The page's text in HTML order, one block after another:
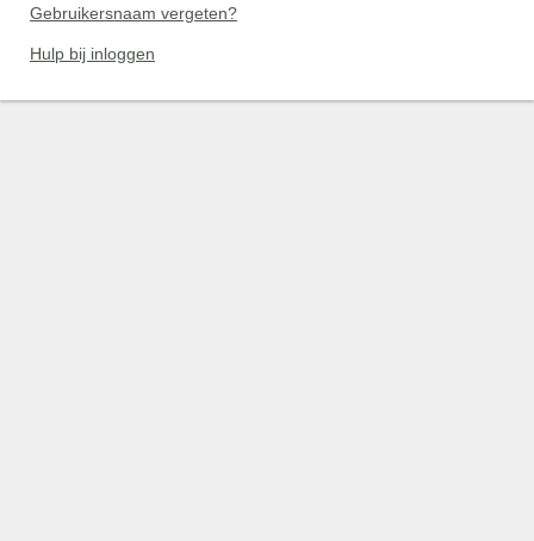
Gebruikersnaam vergeten?
Hulp bij inloggen